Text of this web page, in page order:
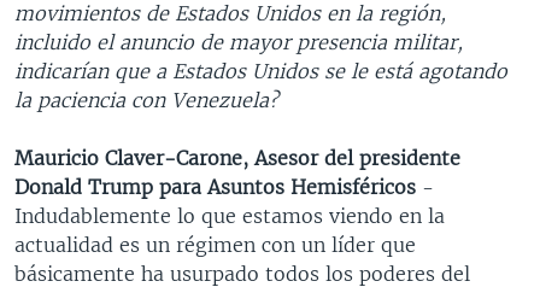
movimientos de Estados Unidos en la región,
incluido el anuncio de mayor presencia militar,
indicarían que a Estados Unidos se le está agotando
la paciencia con Venezuela?
Mauricio Claver-Carone, Asesor del presidente
Donald Trump para Asuntos Hemisféricos -
Indudablemente lo que estamos viendo en la
actualidad es un régimen con un líder que
básicamente ha usurpado todos los poderes del